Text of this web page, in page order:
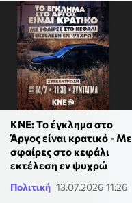
ΚΝΕ: Το έγκλημα στο
Άργος είναι κρατικό - Με
σφαίρες στο κεφάλι
εκτέλεση εν ψυχρώ
Πολιτική 13.07.2026 11:26